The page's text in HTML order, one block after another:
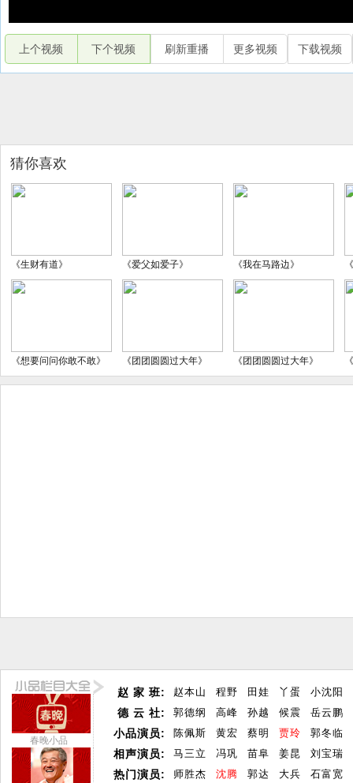
上个视频 下个视频 刷新重播 更多视频 下载视频
猜你喜欢
《生财有道》 《爱父如爱子》 《我在马路边》
《想要问问你敢不敢》 《团团圆圆过大年》 《团团圆圆过大年》
春晚小品
赵 家 班:
德 云 社:
小品演员:
相声演员:
热门演员:
赵本山 程野 田娃 丫蛋
小沈阳
郭德纲
高峰 孙越 候震
岳云鹏
陈佩斯
黄宏 蔡明 贾玲
郭冬临
马三立
冯巩 苗阜 姜昆
刘宝瑞
师胜杰
沈腾 郭达 大兵 石富宽